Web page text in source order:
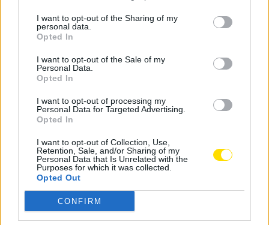
I want to opt-out of the Sharing of my
personal data.
Opted In
I want to opt-out of the Sale of my
Personal Data.
Opted In
I want to opt-out of processing my
Personal Data for Targeted Advertising.
Opted In
I want to opt-out of Collection, Use,
Retention, Sale, and/or Sharing of my
Personal Data that Is Unrelated with the
Purposes for which it was collected.
Opted Out
CONFIRM
também muito bons, 8.º e 11.º, tendo sido a equipa
Transfradelos, uma vencedora.